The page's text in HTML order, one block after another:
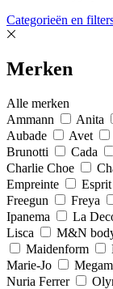
Categorieën en
Merken
Alle merken
Ammann
Anita
Aubade
Avet
Brunotti
Cada
Charlie Choe
Empreinte
Freegun
Freya
Ipanema
La
Lisca
M&N
Maidenform
Marie-Jo
Nuria Ferrer